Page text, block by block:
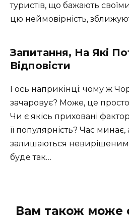
туристів, що бажають
цю неймовірність,
Запитання, На Які
Відповісти
І ось наприкінці: чому ж
зачаровує? Може, це
Чи є якісь приховані
її популярність? Час
залишаються
буде так…
Вам також може